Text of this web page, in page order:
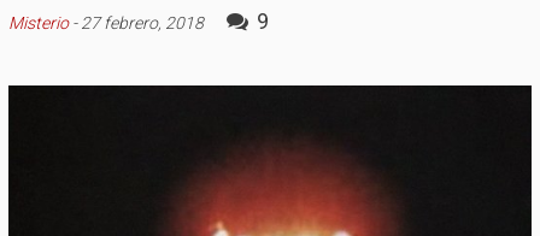
Misterio- 27 febrero, 2018 9